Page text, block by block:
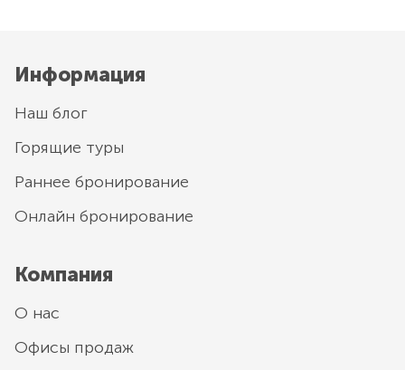
Информация
Наш блог
Горящие туры
Раннее бронирование
Онлайн бронирование
Компания
О нас
Офисы продаж